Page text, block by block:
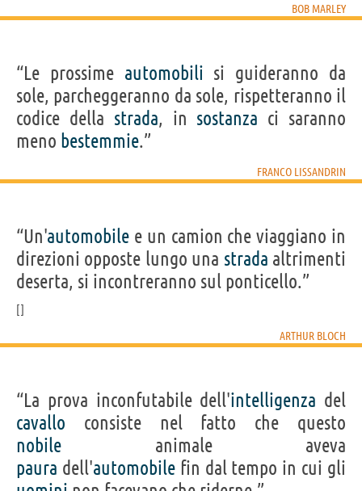
BOB MARLEY
“Le prossime automobili si guideranno da
sole, parcheggeranno da sole, rispetteranno il
codice della strada, in sostanza ci saranno
meno bestemmie.”
FRANCO LISSANDRIN
“Un'automobile e un camion che viaggiano in
direzioni opposte lungo una strada altrimenti
deserta, si incontreranno sul ponticello.”
ARTHUR BLOCH
“La prova inconfutabile dell'intelligenza del
cavallo consiste nel fatto che questo
nobile animale aveva
paura dell'automobilefin dal tempo in cui gli